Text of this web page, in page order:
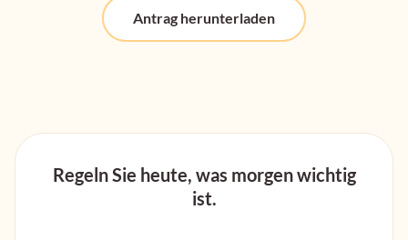
Antrag herunterladen
Regeln Sie heute, was morgen wichtig
ist.